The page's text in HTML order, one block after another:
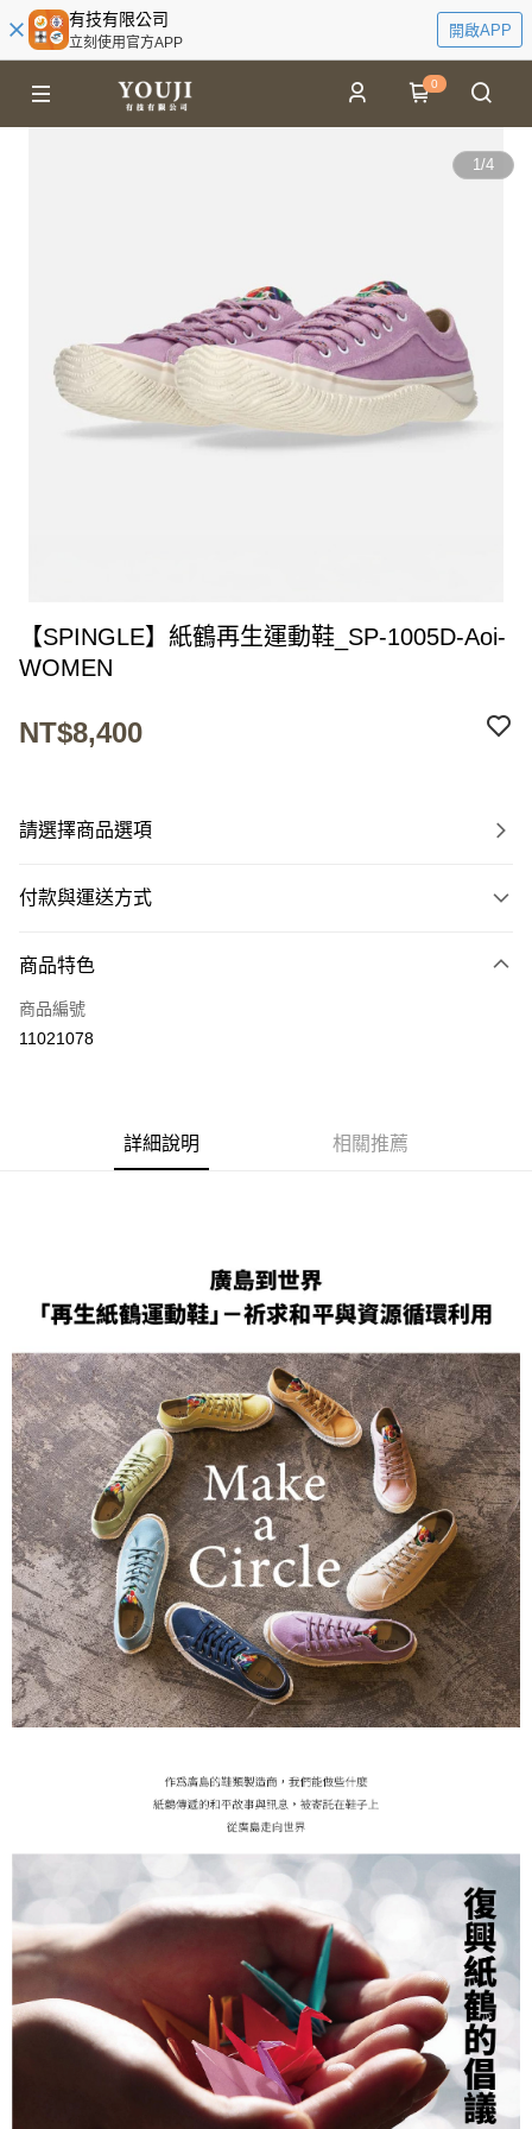
有技有限公司
立刻使用官方APP
開啟APP
0
1/4
【SPINGLE】紙鶴再生運動鞋_SP-1005D-Aoi-
WOMEN
NT$8,400
請選擇商品選項
付款與運送方式
信用卡一次付款
超商取貨付款
全家取貨付款
每筆NT$60
付款後全家取貨
每筆NT$60
7-11取貨付款
每筆NT$60
付款後7-11取貨
每筆NT$60
宅配
每筆NT$60
商品特色
商品編號
11021078
詳細說明 相關推薦